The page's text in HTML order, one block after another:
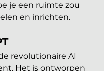
je een ruimte zou
en inrichten.
revolutionaire AI
Het is ontworpen